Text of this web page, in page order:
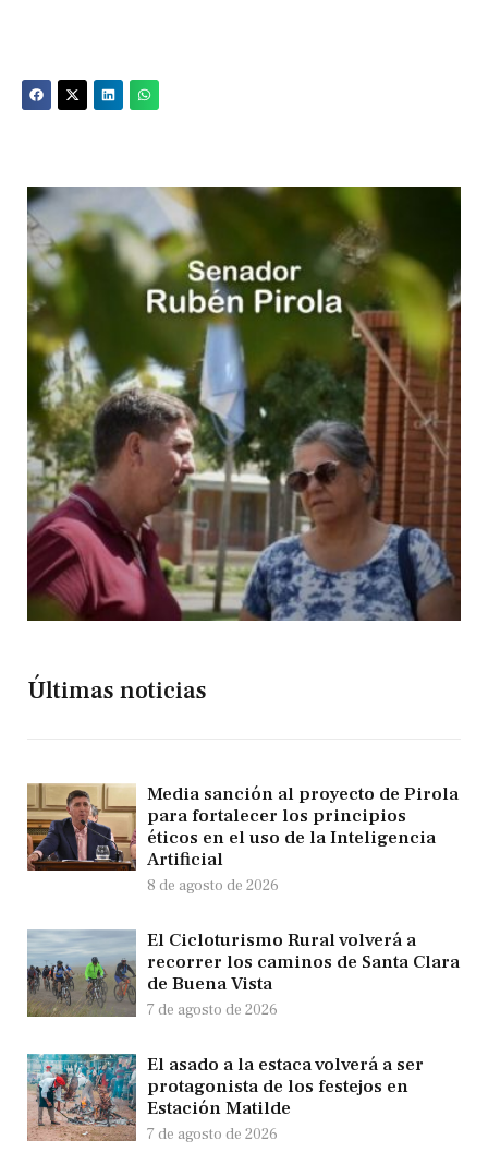
Últimas noticias
Media sanción al proyecto de Pirola
para fortalecer los principios
éticos en el uso de la Inteligencia
Artificial
8 de agosto de 2026
El Cicloturismo Rural volverá a
recorrer los caminos de Santa Clara
de Buena Vista
7 de agosto de 2026
El asado a la estaca volverá a ser
protagonista de los festejos en
Estación Matilde
7 de agosto de 2026